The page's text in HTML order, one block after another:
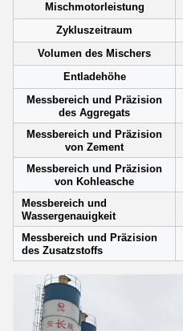
Mischmotorleistung
Zykluszeitraum
Volumen des Mischers
Entladehöhe
Messbereich und Präzision
des Aggregats
Messbereich und Präzision
von Zement
Messbereich und Präzision
von Kohleasche
Messbereich und
Wassergenauigkeit
Messbereich und Präzision
des Zusatzstoffs